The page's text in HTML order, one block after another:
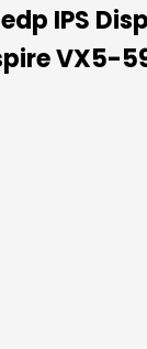
IPS
VX5-